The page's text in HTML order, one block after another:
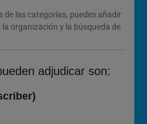
de las categorías, puedes añadir
organización y la búsqueda de
adjudicar son: